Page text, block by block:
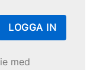
LOGGA IN
med